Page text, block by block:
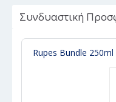
Συνδυαστική
Rupes Bundle 250ml